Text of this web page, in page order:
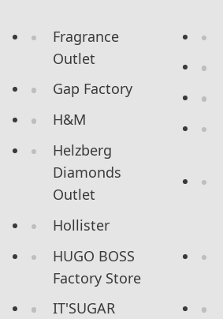
Fragrance
Outlet
Gap Factory
H&M
Helzberg
Diamonds
Outlet
Hollister
HUGO BOSS
Factory Store
IT'SUGAR